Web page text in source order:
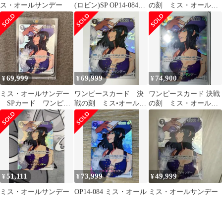
ス・オールサンデー
(ロビン)SP OP14-084
決戦の刻 ロビン
の刻 ミス・オールサ
ンデー OP04-084 SP
¥69,999
ミス・オールサンデー
SPカード ワンピー
スカード パラレル
決戦の刻
¥69,999
ワンピースカード 決
戦の刻 ミス•オールサ
ンデー SP
¥ 74,900
ワンピースカード 決戦
の刻 ミス・オールサ
ンデー OP04-084 SP
¥51,111
ミス・オールサンデー
¥ 73,999
OP14-084 ミス・オール
¥49,999
ミス・オールサンデー